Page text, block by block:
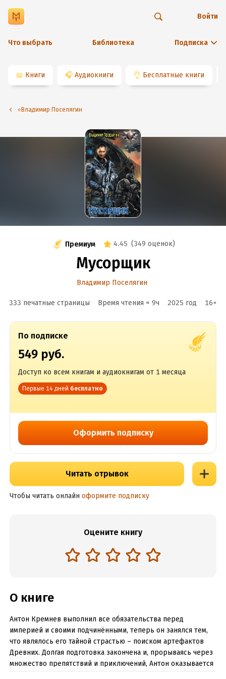
Что выбрать Библиотека Подписка
Войти
📖 Книги 🎧 Аудиокниги 👌 Бесплатные книги
⭐️Владимир Поселягин
Премиум 4.45 (349 оценок)
Мусорщик
Владимир Поселягин
333 печатные страницы Время чтения ≈ 9ч 2025 год 16+
По подписке
549 руб.
Доступ ко всем книгам и аудиокнигам от 1 месяца
Первые 14 дней бесплатно
Оформить подписку
Читать отрывок
Чтобы читать онлайн оформите подписку
Оцените книгу
О книге
Антон Кремнев выполнил все обязательства перед
империей и своими подчинёнными, теперь он занялся тем,
что являлось его тайной страстью – поиском артефактов
Древних. Долгая подготовка закончена и, прорываясь через
множество препятствий и приключений, Антон оказывается